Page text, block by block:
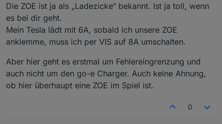
Die ZOE ist ja als „Ladezicke“ bekannt. Ist ja toll, wenn
es bei dir geht.
Mein Tesla lädt mit 6A, sobald ich unsere ZOE
anklemme, muss ich per VIS auf 8A umschalten.
Aber hier geht es erstmal um Fehlereingrenzung und
auch nicht um den go-e Charger. Auch keine Ahnung,
ob hier überhaupt eine ZOE im Spiel ist.
0